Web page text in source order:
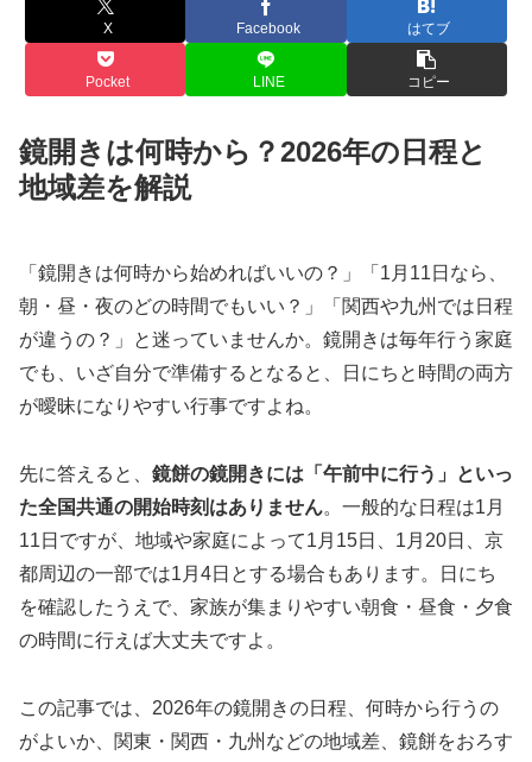
X Facebook はてブ
Pocket LINE コピー
鏡開きは何時から？2026年の日程と
地域差を解説
「鏡開きは何時から始めればいいの？」「1月11日なら、
朝・昼・夜のどの時間でもいい？」「関西や九州では日程
が違うの？」と迷っていませんか。鏡開きは毎年行う家庭
でも、いざ自分で準備するとなると、日にちと時間の両方
が曖昧になりやすい行事ですよね。
先に答えると、 鏡餅の鏡開きには「午前中に行う」といっ
た全国共通の開始時刻はありません。一般的な日程は1月
11日ですが、地域や家庭によって1月15日、1月20日、京
都周辺の一部では1月4日とする場合もあります。日にち
を確認したうえで、家族が集まりやすい朝食・昼食・夕食
の時間に行えば大丈夫ですよ。
この記事では、2026年の鏡開きの日程、何時から行うの
がよいか、関東・関西・九州などの地域差、鏡餅をおろす